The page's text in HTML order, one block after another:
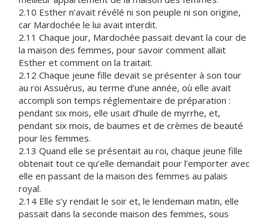
2.10 Esther n’avait révélé ni son peuple ni son origine,
car Mardochée le lui avait interdit.
2.11 Chaque jour, Mardochée passait devant la cour de
la maison des femmes, pour savoir comment allait
Esther et comment on la traitait.
2.12 Chaque jeune fille devait se présenter à son tour
au roi Assuérus, au terme d’une année, où elle avait
accompli son temps réglementaire de préparation :
pendant six mois, elle usait d’huile de myrrhe, et,
pendant six mois, de baumes et de crèmes de beauté
pour les femmes.
2.13 Quand elle se présentait au roi, chaque jeune fille
obtenait tout ce qu’elle demandait pour l’emporter avec
elle en passant de la maison des femmes au palais
royal.
2.14 Elle s’y rendait le soir et, le lendemain matin, elle
passait dans la seconde maison des femmes, sous